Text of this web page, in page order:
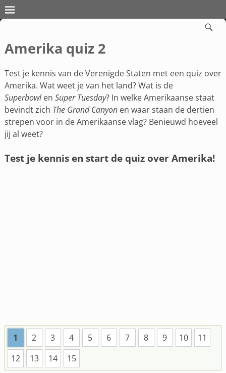
Amerika quiz 2
Test je kennis van de Verenigde Staten met een quiz over
Amerika. Wat weet je van het land? Wat is de
Superbowlen Super Tuesday? In welke Amerikaanse staat
bevindt zich The Grand Canyonen waar staan de dertien
strepen voor in de Amerikaanse vlag? Benieuwd hoeveel
jij al weet?
Test je kennis en start de quiz over Amerika!
1 2 3 4 5 6 7 8 9 10
11
12
13 14
15